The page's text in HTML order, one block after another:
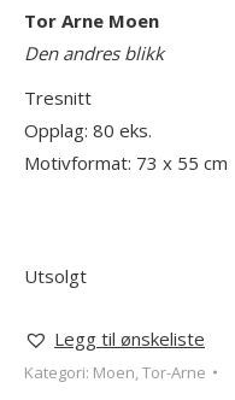
Tor Arne Moen
Den andres blikk
Tresnitt
Opplag: 80 eks.
Motivformat: 73 x 55 cm
Utsolgt
Legg til ønskeliste
Kategori: Moen, Tor-Arne